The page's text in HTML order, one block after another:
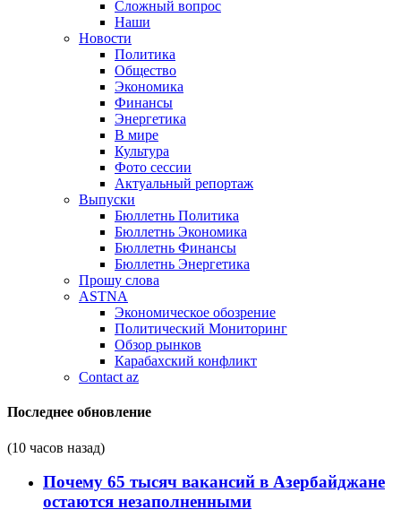
Сложный вопрос
Наши
Новости
Политика
Общество
Экономика
Финансы
Энергетика
В мире
Культура
Фото сессии
Актуальный репортаж
Выпуски
Бюллетнь Политика
Бюллетнь Экономика
Бюллетнь Финансы
Бюллетнь Энергетика
Прошу слова
ASTNA
Экономическое обозрение
Политический Мониторинг
Обзор рынков
Карабахский конфликт
Contact az
Последнее обновление
(10 часов назад)
Почему 65 тысяч вакансий в Азербайджане
остаются незаполненными